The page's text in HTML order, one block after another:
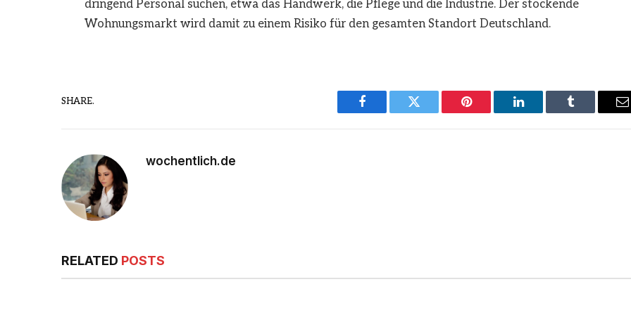
dringend Personal suchen, etwa das Handwerk, die Pflege und die Industrie. Der stockende
Wohnungsmarkt wird damit zu einem Risiko für den gesamten Standort Deutschland.
SHARE.
Facebook Twitter Pinterest LinkedIn Tumblr
wochentlich.de
RELATED POSTS